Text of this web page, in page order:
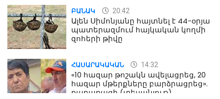
ԲԱՆԱԿ 20:42
Ալեն Սիմոնյանը հայտնել է 44-օրյա
պատերազմում հայկական կողմի
զոհերի թիվը
ՀԱՍԱՐԱԿԱԿԱՆ 14:32
«10 հազար թոշակն ավելացրեց, 20
հազար մթերքները բարձրացրեց».
քաղաքացի (տեսանյութ)